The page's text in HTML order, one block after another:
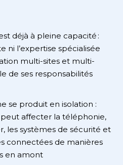
déjà à pleine capacité :
ni l’expertise spécialisée
multi-sites et multi-
de ses responsabilités
se produit en isolation :
affecter la téléphonie,
les systèmes de sécurité et
connectées de manières
en amont